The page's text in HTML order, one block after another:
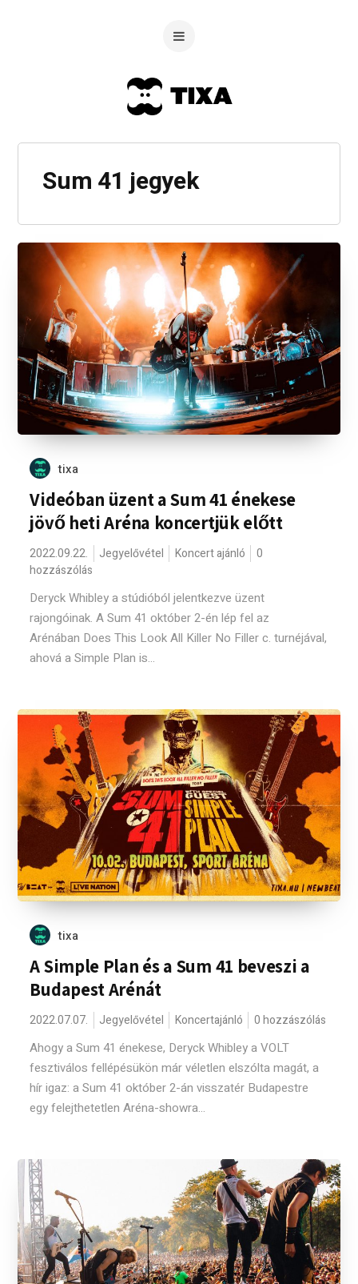
Sum 41 jegyek
tixa
Videóban üzent a Sum 41 énekese
jövő heti Aréna koncertjük előtt
2022.09.22. Jegyelővétel Koncert ajánló
0
hozzászólás
Deryck Whibley a stúdióból jelentkezve üzent
rajongóinak. A Sum 41 október 2-én lép fel az
Arénában Does This Look All Killer No Filler c. turnéjával,
ahová a Simple Plan is...
tixa
A Simple Plan és a Sum 41 beveszi a
Budapest Arénát
2022.07.07. Jegyelővétel Koncertajánló 0 hozzászólás
Ahogy a Sum 41 énekese, Deryck Whibley a VOLT
fesztiválos fellépésükön már véletlen elszólta magát, a
hír igaz: a Sum 41 október 2-án visszatér Budapestre
egy felejthetetlen Aréna-showra...